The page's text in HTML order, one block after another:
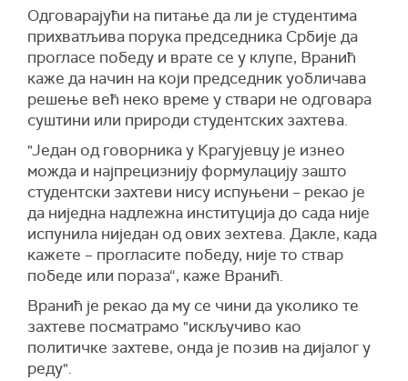
Одговарајући на питање да ли је студентима
прихватљива порука председника Србије да
прогласе победу и врате се у клупе, Вранић
каже да начин на који председник уобличава
решење већ неко време у ствари не одговара
суштини или природи студентских захтева.
"Један од говорника у Крагујевцу је изнео
можда и најпрецизнију формулацију зашто
студентски захтеви нису испуњени – рекао је
да ниједна надлежна институција до сада није
испунила ниједан од ових зехтева. Дакле, када
кажете – прогласите победу, није то ствар
победе или пораза“, каже Вранић.
Вранић је рекао да му се чини да уколико те
захтеве посматрамо "искључиво као
политичке захтеве, онда је позив на дијалог у
реду".